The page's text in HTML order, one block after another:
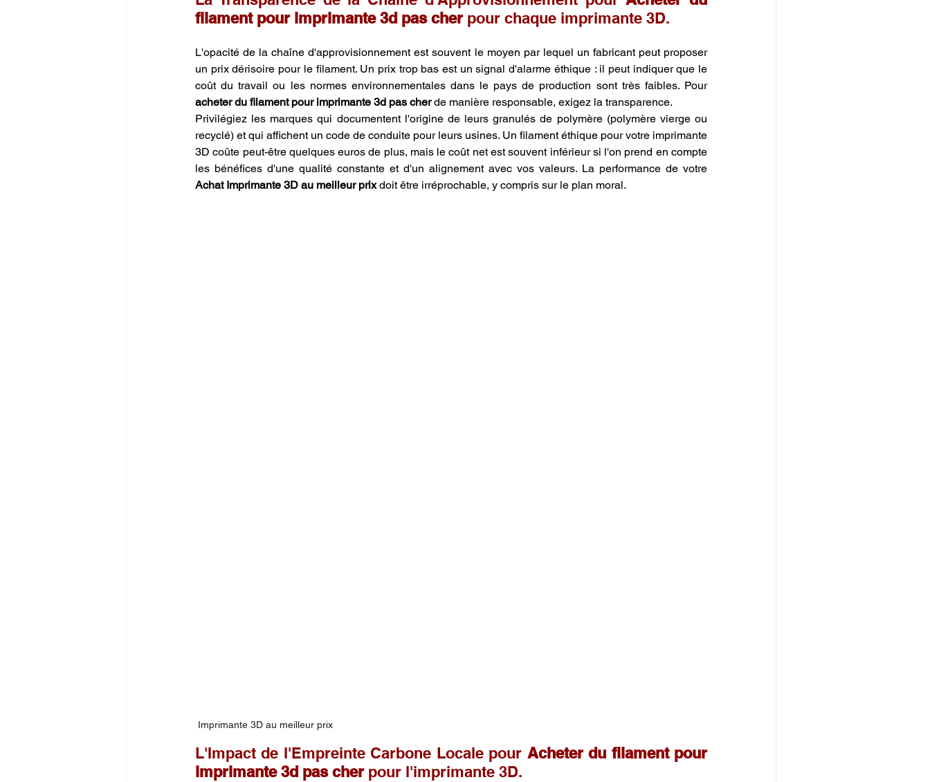
filament pour imprimante 3d pas cher pour chaque imprimante 3D.
L'opacité de la chaîne d'approvisionnement est souvent le moyen par lequel un fabricant peut proposer
un prix dérisoire pour le filament. Un prix trop bas est un signal d'alarme éthique : il peut indiquer que le
coût du travail ou les normes environnementales dans le pays de production sont très faibles. Pour
acheter du filament pour imprimante 3d pas cher de manière responsable, exigez la transparence.
Privilégiez les marques qui documentent l'origine de leurs granulés de polymère (polymère vierge ou
recyclé) et qui affichent un code de conduite pour leurs usines. Un filament éthique pour votre imprimante
3D coûte peut-être quelques euros de plus, mais le coût net est souvent inférieur si l'on prend en compte
Achat Imprimante 3D au meilleur prix doit être irréprochable, y compris sur le plan moral.
Imprimante 3D au meilleur prix
L'Impact de l'Empreinte Carbone Locale pour Acheter du filament pour
imprimante 3d pas cher pour l'imprimante 3D.